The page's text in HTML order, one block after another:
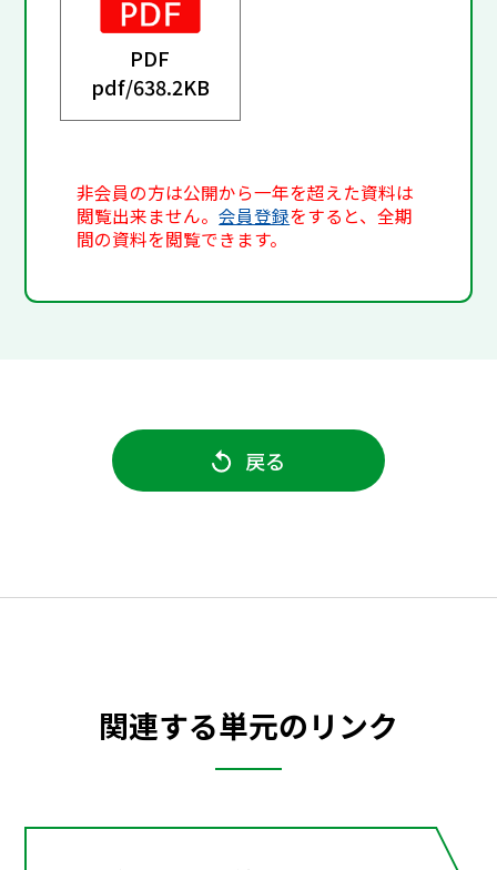
PDF
pdf/638.2KB
非会員の方は公開から一年を超えた資料は
閲覧出来ません。会員登録をすると、全期
間の資料を閲覧できます。
戻る
関連する単元のリンク